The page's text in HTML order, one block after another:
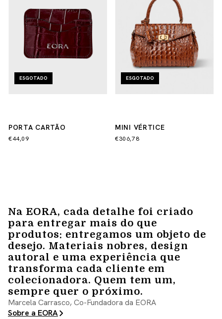
ESGOTADO
PORTA CARTÃO
€44,09
ESGOTADO
MINI VÉRTICE
€306,78
Na EORA, cada detalhe foi criado
para entregar mais do que
produtos: entregamos um objeto de
desejo. Materiais nobres, design
autoral e uma experiência que
transforma cada cliente em
colecionadora. Quem tem um,
sempre quer o próximo.
Marcela Carrasco, Co-Fundadora da EORA
Sobre a EORA